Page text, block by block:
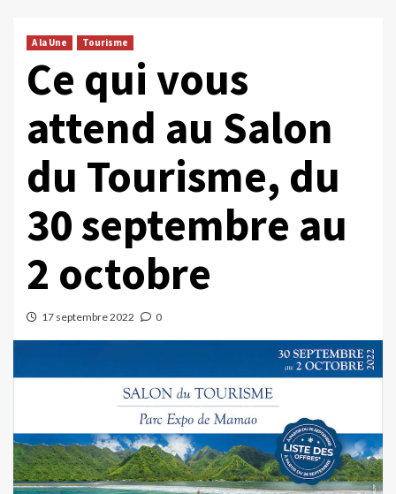
A la Une Tourisme
Ce qui vous
attend au Salon
du Tourisme, du
30 septembre au
2 octobre
17 septembre 2022 0